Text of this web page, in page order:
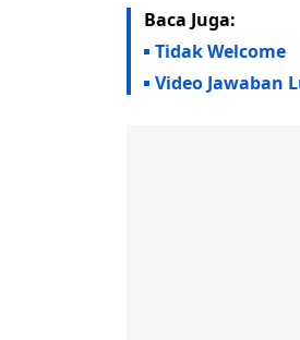
Baca Juga:
Tidak Welcome
Video Jawaban